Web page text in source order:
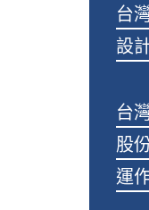
台
設
台
股
運